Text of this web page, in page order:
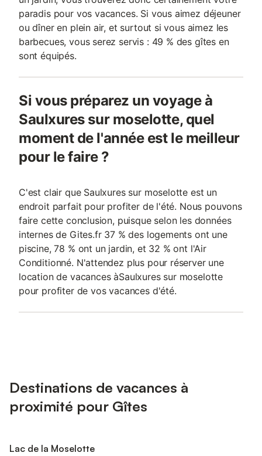
paradis pour vos vacances. Si vous aimez déjeuner
ou dîner en plein air, et surtout si vous aimez les
barbecues, vous serez servis : 49 % des gîtes en
sont équipés.
Si vous préparez un voyage à
Saulxures sur moselotte, quel
moment de l'année est le meilleur
pour le faire ?
C'est clair que Saulxures sur moselotte est un
endroit parfait pour profiter de l'été. Nous pouvons
faire cette conclusion, puisque selon les données
internes de Gites.fr 37 % des logements ont une
piscine, 78 % ont un jardin, et 32 % ont l'Air
Conditionné. N'attendez plus pour réserver une
location de vacances àSaulxures sur moselotte
pour profiter de vos vacances d'été.
Destinations de vacances à
proximité pour Gîtes
Lac de la Moselotte